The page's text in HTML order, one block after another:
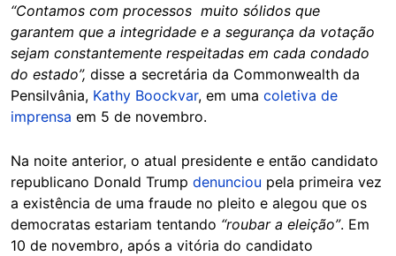
“Contamos com processos muito sólidos que
garantem que a integridade e a segurança da votação
sejam constantemente respeitadas em cada condado
do estado”, disse a secretária da Commonwealth da
Pensilvânia, Kathy Boockvar, em uma coletiva de
imprensa em 5 de novembro.
Na noite anterior, o atual presidente e então candidato
republicano Donald Trump denunciou pela primeira vez
a existência de uma fraude no pleito e alegou que os
democratas estariam tentando “roubar a eleição”. Em
10 de novembro, após a vitória do candidato